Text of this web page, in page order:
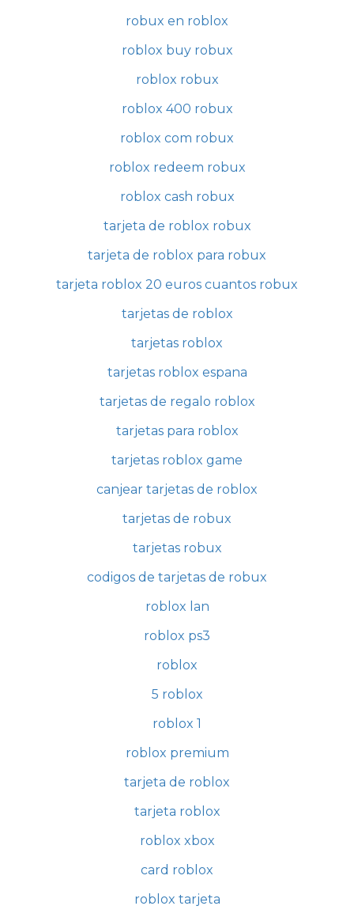
robux en roblox
roblox buy robux
roblox robux
roblox 400 robux
roblox com robux
roblox redeem robux
roblox cash robux
tarjeta de roblox robux
tarjeta de roblox para robux
tarjeta roblox 20 euros cuantos robux
tarjetas de roblox
tarjetas roblox
tarjetas roblox espana
tarjetas de regalo roblox
tarjetas para roblox
tarjetas roblox game
canjear tarjetas de roblox
tarjetas de robux
tarjetas robux
codigos de tarjetas de robux
roblox lan
roblox ps3
roblox
5 roblox
roblox 1
roblox premium
tarjeta de roblox
tarjeta roblox
roblox xbox
card roblox
roblox tarjeta